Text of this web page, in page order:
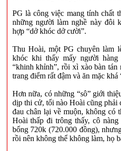
PG là công việc mang tính chất
những người làm nghề này đôi
hợp “dở khóc dở cười”.
Thu Hoài, một PG chuyên làm
khóc khi thấy mấy người
“khinh khỉnh”, rồi xì xào bàn
trang điểm rất đậm và ăn mặc
Hơn nữa, có những “sô” giới
dịp thi cử, tối nào Hoài cũng phải
đau chân lại về muộn, không có
Hoài thấp đi trông thấy, cô
bổng 720k (720.000 đồng),
rồi nên không thể không làm, họ